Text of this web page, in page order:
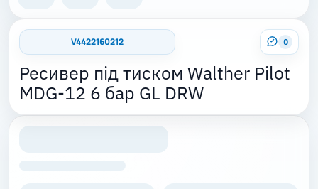
0
V4422160212
Ресивер під тиском Walther Pilot
MDG-12 6 бар GL DRW